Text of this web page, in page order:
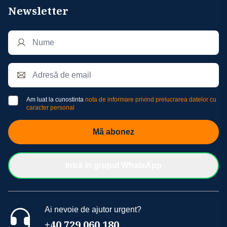
Newsletter
Am luat la cunostinta nota de informare privind prelucrarea datelor cu
caracter personal
Mă abonez
Ai nevoie de ajutor urgent?